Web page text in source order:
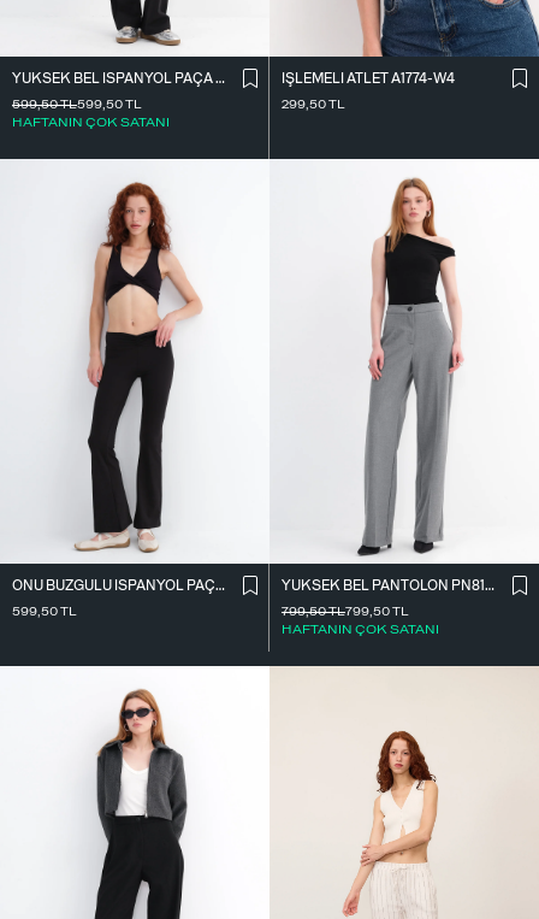
YÜKSEK BEL İ̇SPANYOL PAÇA TAYT TYT0048-E10
599,50TL
HAFTANIN ÇOK SATANI
599,50TL
İ̇ŞLEMELI ATLET A1774-W4
299,50TL
ÖNÜ BÜZGÜLÜ İ̇SPANYOL PAÇA TAYT TYT4009
599,50TL
YÜKSEK BEL PANTOLON PN8130-R4
799,50TL
HAFTANIN ÇOK SATANI
799,50TL